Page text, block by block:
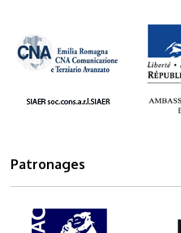
cna.png
Patronages
mibac1.png